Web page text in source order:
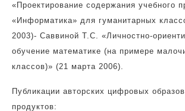
«Проектирование содержания учебного
«Информатика» для гуманитарных
2003)- Саввиной Т.С. «Личностно-
обучение математике (на примере
классов)» (21 марта 2006).
Публикации авторских цифровых
продуктов: